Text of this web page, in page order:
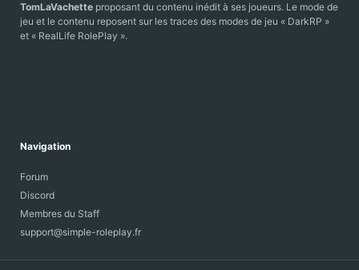
TomLaVachette proposant du contenu inédit à ses joueurs. Le mode de
jeu et le contenu reposent sur les traces des modes de jeu « DarkRP »
et « RealLife RolePlay ».
Navigation
Forum
Discord
Membres du Staff
support@simple-roleplay.fr